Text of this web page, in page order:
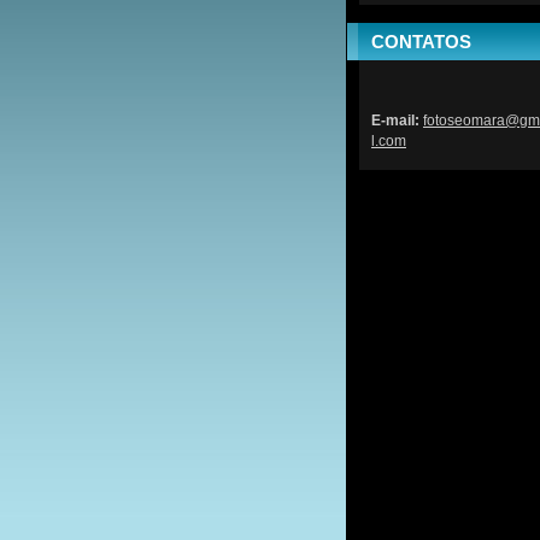
CONTATOS
E-mail: fotoseom
l.com